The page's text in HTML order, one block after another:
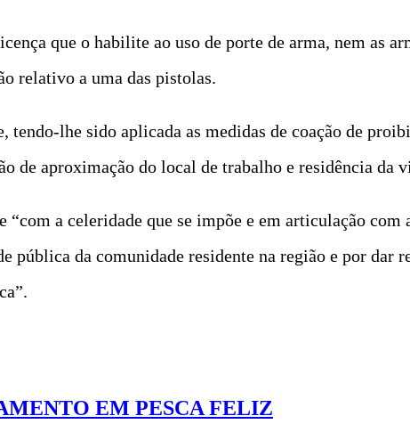
que o habilite ao uso de porte de arma, nem as
relativo a uma das pistolas.
lhe sido aplicada as medidas de coação de
de aproximação do local de trabalho e residência da
a celeridade que se impõe e em articulação
pública da comunidade residente na região e por dar
EM PESCA FELIZ